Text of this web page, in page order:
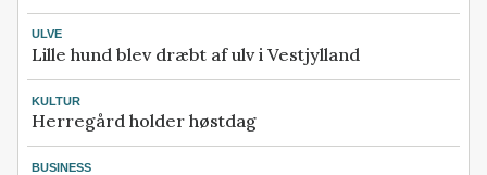
ULVE
Lille hund blev dræbt af ulv i Vestjylland
KULTUR
Herregård holder høstdag
BUSINESS